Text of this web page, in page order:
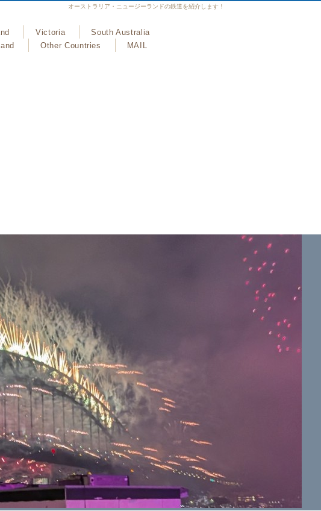
オーストラリア・ニュージーランドの鉄道を紹介します！
Victoria
South Australia
Other Countries MAIL